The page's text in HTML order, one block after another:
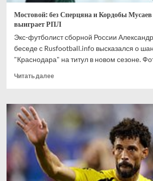
Мостовой: без Сперцяна и Кордобы Мусаев
выиграет РПЛ
Экс-футболист сборной России
беседе с Rusfootball.info высказался о
"Краснодара" на титул в новом сезоне.
Читать далееПрочитать
Мостовой:
Сперцяна
Кордобы
Мусаев
никогда
не